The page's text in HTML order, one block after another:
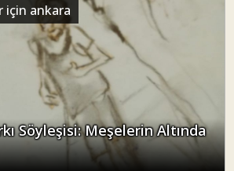
için ankara
Söyleşisi: Meşelerin Altında